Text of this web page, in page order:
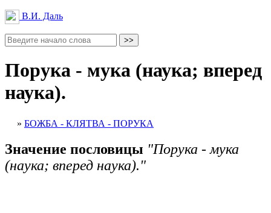
В.И. Даль
Порука - мука (наука; вперед
наука).
» БОЖБА - КЛЯТВА - ПОРУКА
Значение пословицы "Порука - мука
(наука; вперед наука)."